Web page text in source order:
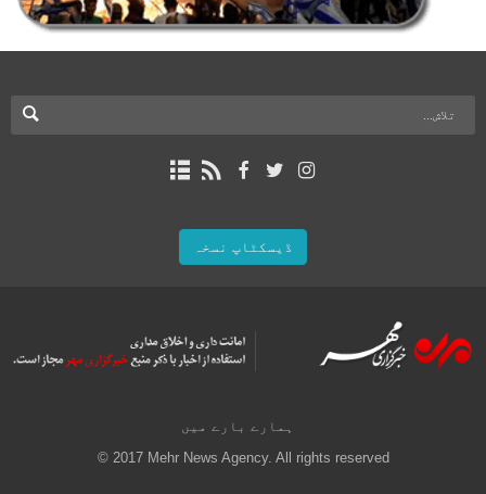
ڈیسکٹاپ نسخہ
ہمارے بارے میں
© 2017 Mehr News Agency. All rights reserved